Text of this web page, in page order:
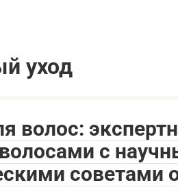
уход
волос:
с
советами